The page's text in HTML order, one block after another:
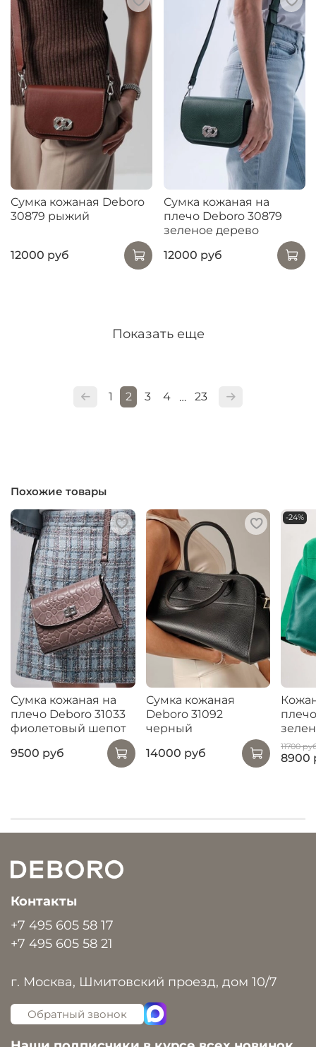
Сумка кожаная Deboro
30879 рыжий
12000 руб
Сумка кожаная на
плечо Deboro 30879
зеленое дерево
12000 руб
Показать еще
1 2 3 4 … 23
Похожие товары
Сумка кожаная на
плечо Deboro 31033
фиолетовый шепот
9500 руб
Сумка кожаная
Deboro 31092
черный
14000 руб
-24%
11700
8900
Контакты
+7 495 605 58 17
+7 495 605 58 21
г. Москва, Шмитовский проезд, дом 10/7
Обратный звонок